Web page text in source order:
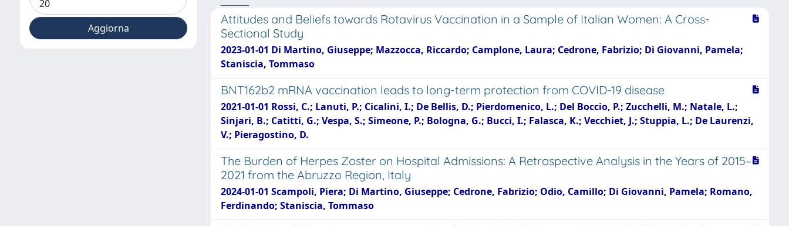
Attitudes and Beliefs towards Rotavirus Vaccination in a Sample of Italian Women: A Cross-
Sectional Study
2023-01-01 Di Martino, Giuseppe; Mazzocca, Riccardo; Camplone, Laura; Cedrone, Fabrizio; Di Giovanni, Pamela;
Staniscia, Tommaso
BNT162b2 mRNA vaccination leads to long-term protection from COVID-19 disease
2021-01-01 Rossi, C.; Lanuti, P.; Cicalini, I.; De Bellis, D.; Pierdomenico, L.; Del Boccio, P.; Zucchelli, M.; Natale, L.;
Sinjari, B.; Catitti, G.; Vespa, S.; Simeone, P.; Bologna, G.; Bucci, I.; Falasca, K.; Vecchiet, J.; Stuppia, L.; De Laurenzi,
V.; Pieragostino, D.
The Burden of Herpes Zoster on Hospital Admissions: A Retrospective Analysis in the Years of 2015–
2021 from the Abruzzo Region, Italy
2024-01-01 Scampoli, Piera; Di Martino, Giuseppe; Cedrone, Fabrizio; Odio, Camillo; Di Giovanni, Pamela; Romano,
Ferdinando; Staniscia, Tommaso